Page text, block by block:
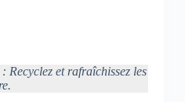
et rafraîchissez les